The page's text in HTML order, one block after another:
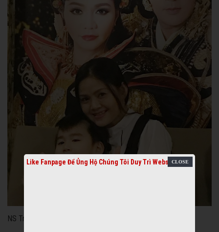
NS Trinh Trinh và con trai
Like Fanpage Để Ủng Hộ Chúng Tôi Duy Trì Website